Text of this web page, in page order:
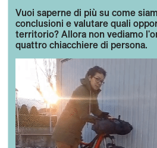
Vuoi saperne di più su come
conclusioni e valutare quali
territorio? Allora non vediamo
quattro chiacchiere di persona.